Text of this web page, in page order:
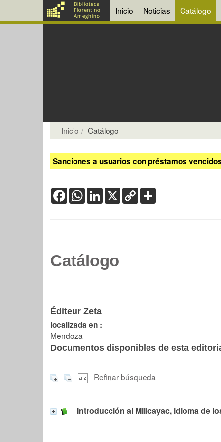
Inicio Noticias Catálogo
Inicio Catálogo
Sanciones a usuarios con préstamos
FacebookWhatsApp
LinkedIn
X Copy
Link
Catálogo
Éditeur Zeta
localizada en :
Mendoza
Documentos disponibles de esta
Refinar búsqueda
Introducción al Millcayac, idioma de